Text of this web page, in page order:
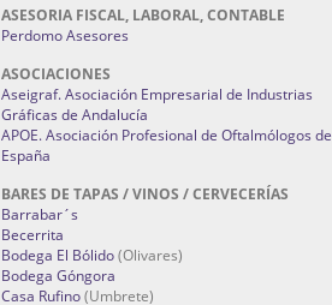
ASESORIA FISCAL, LABORAL, CONTABLE
Perdomo Asesores
ASOCIACIONES
Aseigraf. Asociación Empresarial de Industrias
Gráficas de Andalucía
APOE. Asociación Profesional de Oftalmólogos de
España
BARES DE TAPAS / VINOS / CERVECERÍAS
Barrabar´s
Becerrita
Bodega El Bólido(Olivares)
Bodega Góngora
Casa Rufino(Umbrete)